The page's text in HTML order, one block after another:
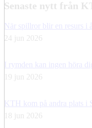
Senaste nytt från
När spillror blir en resurs i
24 jun 2026
I rymden kan ingen höra
19 jun 2026
KTH kom på andra plats i
18 jun 2026